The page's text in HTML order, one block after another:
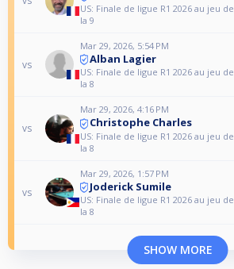
US: Finale de ligue R1 2026 au jeu de
la 9
vs
Mar 29, 2026, 5:54 PM
Alban Lagier
US: Finale de ligue R1 2026 au jeu de
la 8
vs
Mar 29, 2026, 4:16 PM
Christophe Charles
US: Finale de ligue R1 2026 au jeu de
la 8
vs
Mar 29, 2026, 1:57 PM
Joderick Sumile
US: Finale de ligue R1 2026 au jeu de
la 8
SHOW MORE